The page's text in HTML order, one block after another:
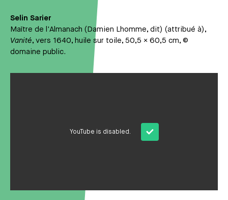
Selin Sarier
Maître de l'Almanach (Damien Lhomme, dit) (attribué à),
Vanité, vers 1640, huile sur toile, 50,5 × 60,5 cm, ©
domaine public.
YouTube is disabled.